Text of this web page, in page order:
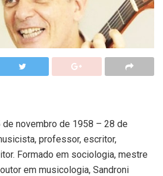
de novembro de 1958 – 28 de
professor, escritor,
Formado em sociologia, mestre
em musicologia, Sandroni